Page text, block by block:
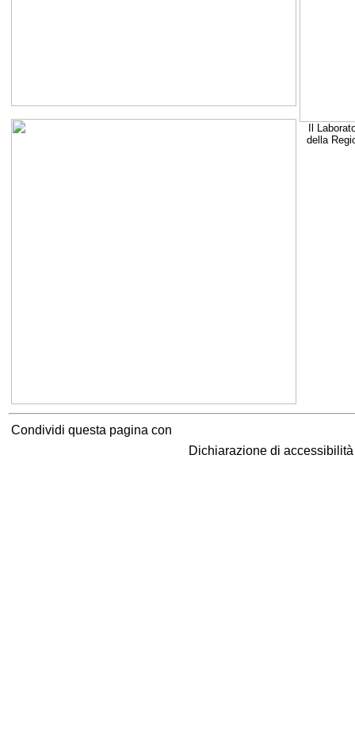
Il
della
Condividi questa pagina con
Dichiarazione di